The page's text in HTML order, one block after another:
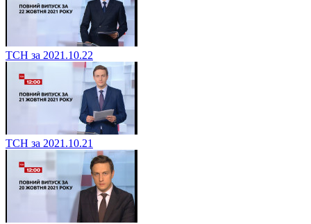
ТСН за 2021.10.22
ТСН за 2021.10.21